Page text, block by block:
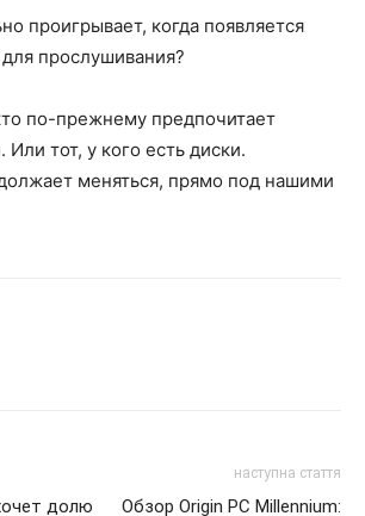
проигрывает, когда появляется
прослушивания?
по-прежнему предпочитает
тот, у кого есть диски.
меняться, прямо под нашими
долю
наступна стаття
Обзор Origin PC Millennium: